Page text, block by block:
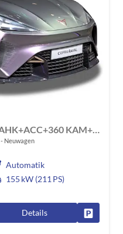
Pulse Plus FÖRDERFÄHIG+AHK+ACC+360 KAM+KLIMA+KESSY+LED+18" ALU
Neuwagen
Automatik
155 kW (211 PS)
Details